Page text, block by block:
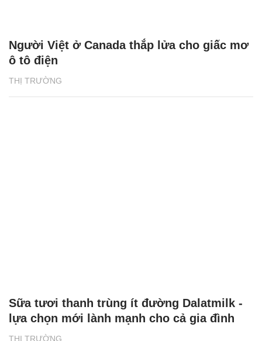
THỊ TRƯỜNG
Người Việt ở Canada thắp lửa cho giấc mơ
ô tô điện
THỊ TRƯỜNG
Sữa tươi thanh trùng ít đường Dalatmilk -
lựa chọn mới lành mạnh cho cả gia đình